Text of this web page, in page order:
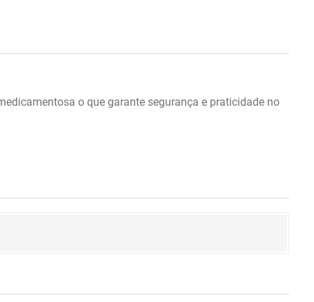
o que garante segurança e praticidade no